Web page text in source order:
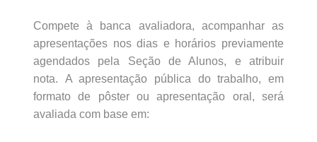
Compete à banca avaliadora, acompanhar as
apresentações nos dias e horários previamente
agendados pela Seção de Alunos, e atribuir
nota. A apresentação pública do trabalho, em
formato de pôster ou apresentação oral, será
avaliada com base em: